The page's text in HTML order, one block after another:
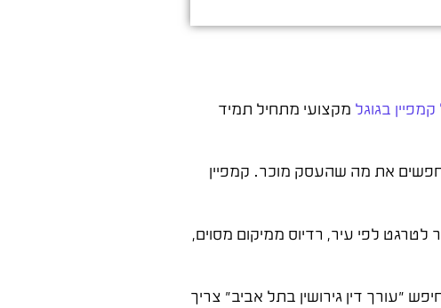
קמפיין בגוגל מקצועי מתחיל תמיד
את מה שהעסק מוכר. קמפיין
לפי עיר, רדיוס ממיקום מסוים,
"עורך דין גירושין בתל אביב" צריך